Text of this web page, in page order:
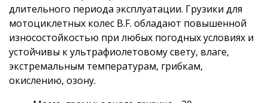
длительного периода эксплуатации. Грузики для
мотоциклетных колес B.F. обладают повышенной
износостойкостью при любых погодных условиях и
устойчивы к ультрафиолетовому свету, влаге,
экстремальным температурам, грибкам,
окислению, озону.